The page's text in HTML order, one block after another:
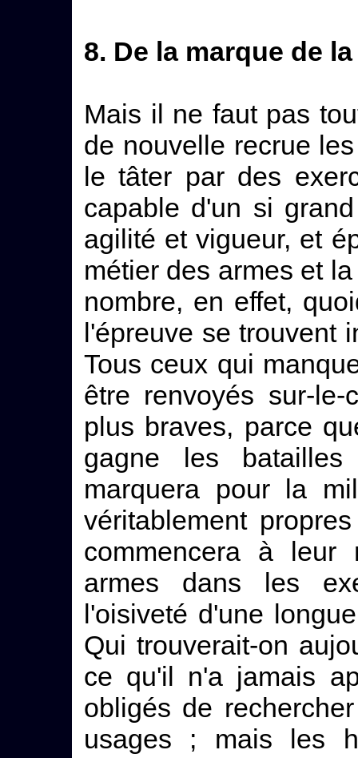
8. De la marque de
Mais il ne faut pas
de nouvelle recrue
le tâter par des
capable d'un si
agilité et vigueur, et
métier des armes et
nombre, en effet,
l'épreuve se trouvent
Tous ceux qui
être renvoyés sur-
plus braves, parce
gagne les
marquera pour la
véritablement
commencera à leur
armes dans les
l'oisiveté d'une
Qui trouverait-on
ce qu'il n'a jamais
obligés de
usages ; mais les